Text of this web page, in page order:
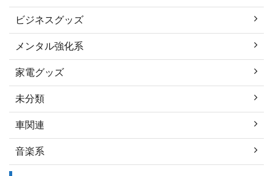
ビジネスグッズ
メンタル強化系
家電グッズ
未分類
車関連
音楽系